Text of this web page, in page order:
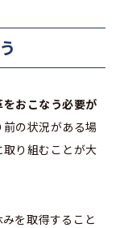
おこなう必要が
の状況がある場
り組むことが大
を取得すること